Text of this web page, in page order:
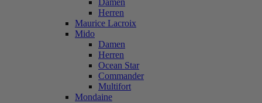
Damen
Herren
Maurice Lacroix
Mido
Damen
Herren
Ocean Star
Commander
Multifort
Mondaine